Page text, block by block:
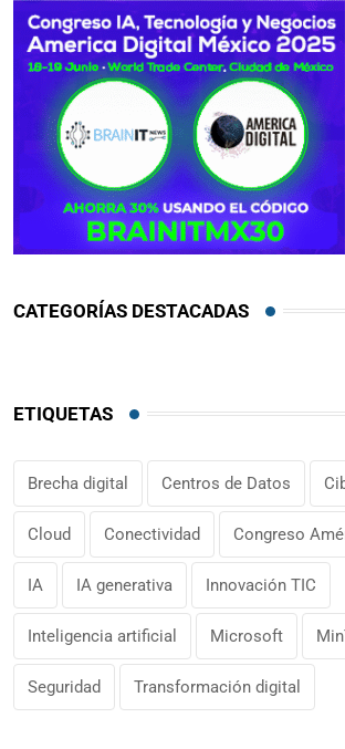
CATEGORÍAS DESTACADAS
ETIQUETAS
Brecha digital Centros de Datos
Cloud Conectividad Congreso
IA IA generativa Innovación TIC
Inteligencia artificial Microsoft
Seguridad Transformación digital